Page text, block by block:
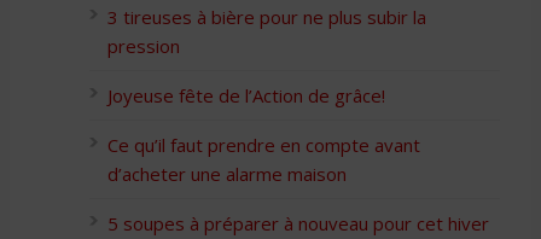
3 tireuses à bière pour ne plus subir la
pression
Joyeuse fête de l’Action de grâce!
Ce qu’il faut prendre en compte avant
d’acheter une alarme maison
5 soupes à préparer à nouveau pour cet hiver